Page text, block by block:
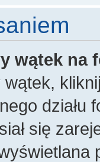
wątek na
działu
się